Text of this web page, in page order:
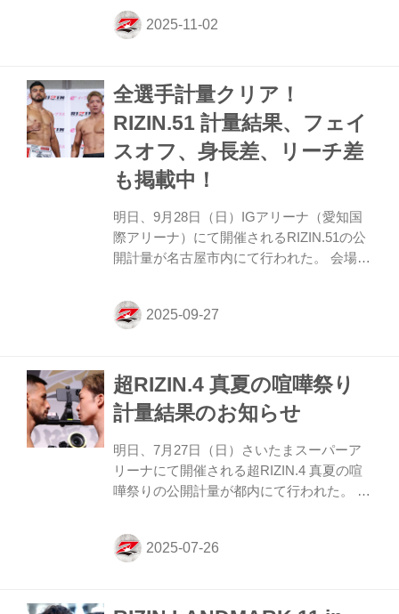
場にはマスコミ、そして公開計量観覧に当
選したファンが見つめる中、フェイスオフ
開中！大会前に必ずチェックしよう！ 【試
合中止】第12試合／ヴガール・ケラモフ
vs. 松嶋こよみ ヴガール・ケラモフがウィ
ルス性胃腸炎と診断されドクターストップ
となりました。よって、ヴガール・ケラモ
フ vs. 松嶋こよみの試合は中止とな...
全選手計量クリア！
RIZIN.51 計量結果、フェイ
スオフ、身長差、リーチ差
も掲載中！
明日、9月28日（日）IGアリーナ（愛知国
際アリーナ）にて開催されるRIZIN.51の公
開計量が名古屋市内にて行われた。 会場に
たファンが見つめる中、フェイスオフが行
われた。緊張感に満ちた公開計量の様子は
RIZIN.51 公開計量（YouTube） 第14試合／
ライト級タイトルマッチ ホベルト・サト
シ・ソウザ vs. 堀江圭功 第14試合／ライト
級タイトルマッチ ホベルト・サトシ・ソウ
ザ vs. 堀江圭功6 RIZIN MMAルール：5分
3R（71.0kg契約） ...
超RIZIN.4 真夏の喧嘩祭り
計量結果のお知らせ
明日、7月27日（日）さいたまスーパーア
リーナにて開催される超RIZIN.4 真夏の喧
嘩祭りの公開計量が都内にて行われた。 会
選したファンが見つめる中、フェイスオフ
が行われた。緊張感に満ちた公開計量の様